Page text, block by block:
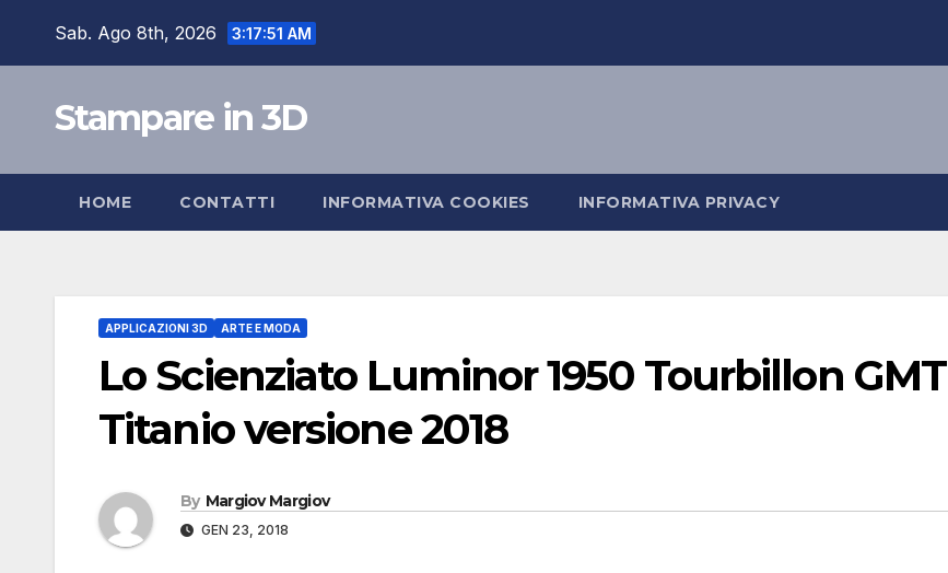
Sab. Ago 8th, 2026 3:17:51 AM
Stampare in 3D
HOME CONTATTI INFORMATIVA COOKIES INFORMATIVA PRIVACY
APPLICAZIONI 3D ARTE E MODA
Lo Scienziato Luminor 1950 Tourbillon GMT
Titanio versione 2018
By Margiov Margiov
GEN 23, 2018